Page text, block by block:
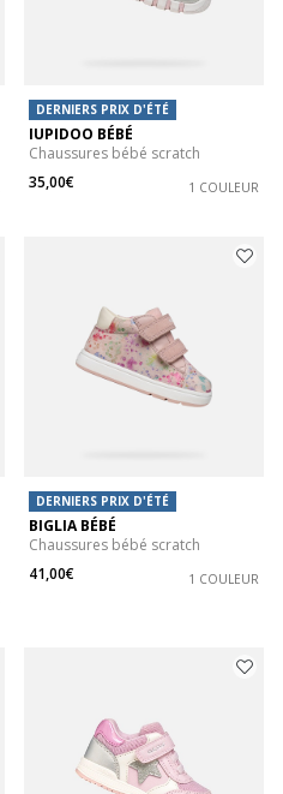
DERNIERS PRIX D'ÉTÉ
IUPIDOO BÉBÉ
Chaussures bébé scratch
35,00€
1 COULEUR
DERNIERS PRIX D'ÉTÉ
BIGLIA BÉBÉ
Chaussures bébé scratch
41,00€
1 COULEUR